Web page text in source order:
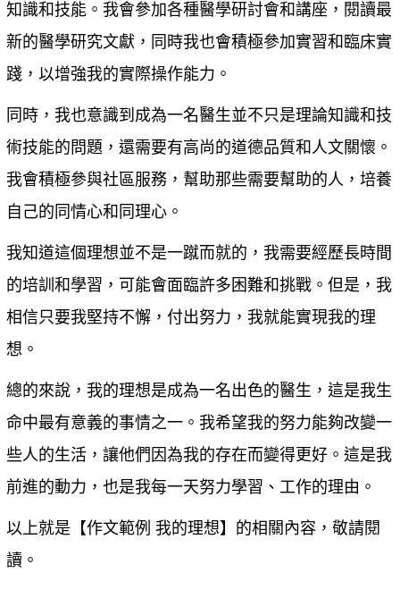
知識和技能。我會參加各種醫學研討會和講座，閱讀最
新的醫學研究文獻，同時我也會積極參加實習和臨床實
踐，以增強我的實際操作能力。
同時，我也意識到成為一名醫生並不只是理論知識和技
術技能的問題，還需要有高尚的道德品質和人文關懷。
我會積極參與社區服務，幫助那些需要幫助的人，培養
自己的同情心和同理心。
我知道這個理想並不是一蹴而就的，我需要經歷長時間
的培訓和學習，可能會面臨許多困難和挑戰。但是，我
相信只要我堅持不懈，付出努力，我就能實現我的理
想。
總的來說，我的理想是成為一名出色的醫生，這是我生
命中最有意義的事情之一。我希望我的努力能夠改變一
些人的生活，讓他們因為我的存在而變得更好。這是我
前進的動力，也是我每一天努力學習、工作的理由。
以上就是【作文範例 我的理想】的相關內容，敬請閱
讀。